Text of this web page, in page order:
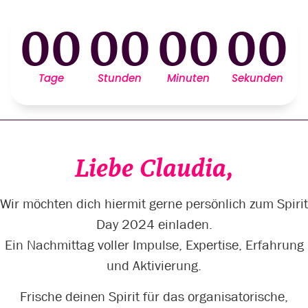
00
Tage
00
Stunden
00
Minuten
00
Sekunden
Liebe Claudia,
Wir möchten dich hiermit gerne persönlich zum Spirit
Day 2024 einladen.
Ein Nachmittag voller Impulse, Expertise, Erfahrung
und Aktivierung.
Frische deinen Spirit für das organisatorische,